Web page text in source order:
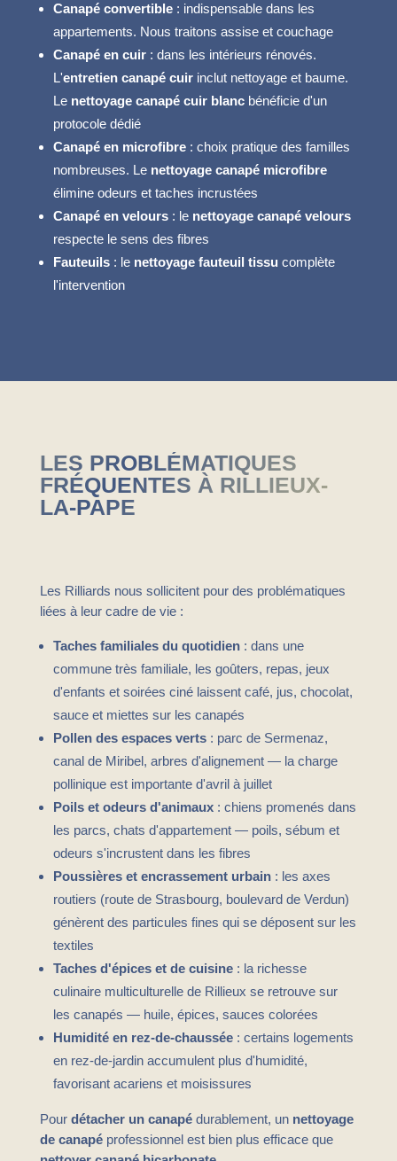
Canapé convertible: indispensable dans les
appartements. Nous traitons assise et couchage
Canapé en cuir: dans les intérieurs rénovés.
L'entretien canapé cuirinclut nettoyage et baume.
Le nettoyage canapé cuir blancbénéficie d'un
protocole dédié
Canapé en microfibre: choix pratique des familles
nombreuses. Le nettoyage canapé microfibre
élimine odeurs et taches incrustées
Canapé en velours: le nettoyage canapé velours
respecte le sens des fibres
Fauteuils: le nettoyage fauteuil tissu complète
l'intervention
LES PROBLÉMATIQUES
FRÉQUENTES À RILLIEUX-
LA-PAPE
Les Rilliards nous sollicitent pour des problématiques
liées à leur cadre de vie :
Taches familiales du quotidien: dans une
commune très familiale, les goûters, repas, jeux
d'enfants et soirées ciné laissent café, jus, chocolat,
sauce et miettes sur les canapés
Pollen des espaces verts: parc de Sermenaz,
canal de Miribel, arbres d'alignement — la charge
pollinique est importante d'avril à juillet
Poils et odeurs d'animaux: chiens promenés dans
les parcs, chats d'appartement — poils, sébum et
odeurs s'incrustent dans les fibres
Poussières et encrassement urbain: les axes
routiers (route de Strasbourg, boulevard de Verdun)
génèrent des particules fines qui se déposent sur les
textiles
Taches d'épices et de cuisine: la richesse
culinaire multiculturelle de Rillieux se retrouve sur
les canapés — huile, épices, sauces colorées
Humidité en rez-de-chaussée: certains logements
en rez-de-jardin accumulent plus d'humidité,
favorisant acariens et moisissures
Pour détacher un canapédurablement, un nettoyage
de canapéprofessionnel est bien plus efficace que